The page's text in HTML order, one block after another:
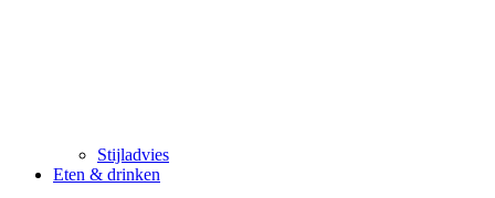
Stijladvies
Eten & drinken